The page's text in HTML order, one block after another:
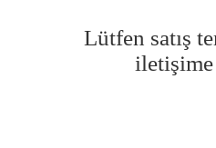
Lütfen satış